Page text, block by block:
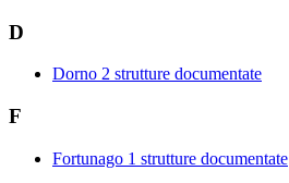
D
Dorno 2 strutture documentate
F
Fortunago 1 strutture documentate